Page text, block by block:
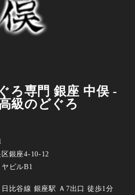
ろ専門 銀座 中俣 -
級のどぐろ
銀座4-10-12
ビルB1
比谷線 銀座駅 Ａ7出口 徒歩1分